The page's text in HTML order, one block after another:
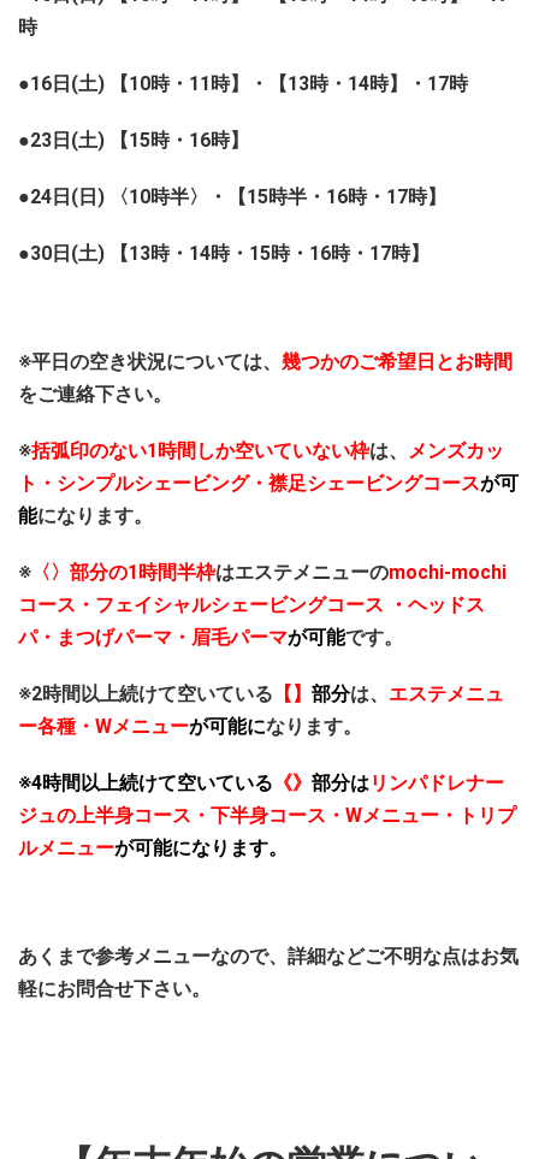
時
●16日(土) 【10時・11時】・【13時・14時】・17時
●23日(土) 【15時・16時】
●24日(日) 〈10時半〉・【15時半・16時・17時】
●30日(土) 【13時・14時・15時・16時・17時】
※平日の空き状況については、 幾つかのご希望日とお時間
をご連絡下さい。
※括弧印のない1時間しか空いていない枠は、 メンズカッ
ト・シンプルシェービング・襟足シェービングコースが可
能になります。
※ 〈〉部分の1時間半枠はエステメニューのmochi-mochi
コース・フェイシャルシェービングコース ・ヘッドス
パ・まつげパーマ・眉毛パーマが可能です。
※2時間以上続けて空いている 【】 部分は、 エステメニュ
ー各種・Wメニューが可能になります。
※4時間以上続けて空いている 《》 部分はリンパドレナー
ジュの上半身コース・下半身コース・Wメニュー・トリプ
ルメニューが可能になります。
あくまで参考メニューなので、詳細などご不明な点はお気
軽にお問合せ下さい。